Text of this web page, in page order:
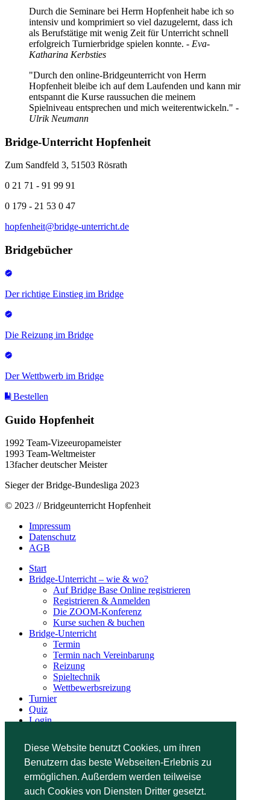
Diese Website benutzt Cookies, um ihren
Benutzern das beste Webseiten-Erlebnis zu
ermöglichen. Außerdem werden teilweise
auch Cookies von Diensten Dritter gesetzt.
Durch die Seminare bei Herrn Hopfenheit habe ich so
intensiv und komprimiert so viel dazugelernt, dass ich
als Berufstätige mit wenig Zeit für Unterricht schnell
erfolgreich Turnierbridge spielen konnte. - Eva-
Katharina Kerbsties
"Durch den online-Bridgeunterricht von Herrn
Hopfenheit bleibe ich auf dem Laufenden und kann mir
entspannt die Kurse raussuchen die meinem
Spielniveau entsprechen und mich weiterentwickeln." -
Ulrik Neumann
Bridge-Unterricht Hopfenheit
Zum Sandfeld 3, 51503 Rösrath
0 21 71 - 91 99 91
0 179 - 21 53 0 47
hopfenheit@bridge-unterricht.de
Bridgebücher
Der richtige Einstieg im Bridge
Die Reizung im Bridge
Der Wettbwerb im Bridge
Bestellen
Guido Hopfenheit
1992 Team-Vizeeuropameister
1993 Team-Weltmeister
13facher deutscher Meister
Sieger der Bridge-Bundesliga 2023
© 2023 // Bridgeunterricht Hopfenheit
Impressum
Datenschutz
AGB
Start
Bridge-Unterricht – wie & wo?
Auf Bridge Base Online registrieren
Registrieren & Anmelden
Die ZOOM-Konferenz
Kurse suchen & buchen
Bridge-Unterricht
Termin
Termin nach Vereinbarung
Reizung
Spieltechnik
Wettbewerbsreizung
Turnier
Quiz
Login
Kontakt